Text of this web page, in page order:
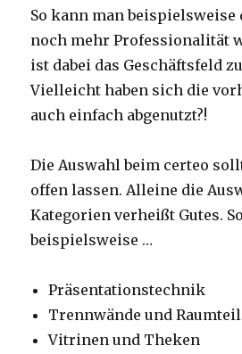
So kann man beispielsweise
noch mehr Professionalität
ist dabei das Geschäftsfeld
Vielleicht haben sich die
auch einfach abgenutzt?!
Die Auswahl beim certeo
offen lassen. Alleine die
Kategorien verheißt Gutes.
beispielsweise …
Präsentationstechnik
Trennwände und
Vitrinen und Theken